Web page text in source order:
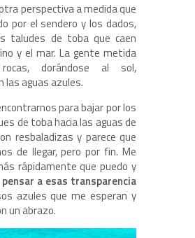
perspectiva a medida que
por el sendero y los dados,
taludes de toba que caen
y el mar. La gente metida
dorándose al sol,
las aguas azules.
para bajar por los
de toba hacia las aguas de
resbaladizas y parece que
de llegar, pero por fin. Me
rápidamente que puedo y
a esas transparencia
azules que me esperan y
un abrazo.